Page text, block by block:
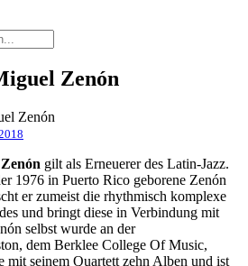
Zenón
Zenón
gilt als Erneuerer des Latin-Jazz.
1976 in Puerto Rico geborene Zenón
er zumeist die rhythmisch komplexe
und bringt diese in Verbindung mit
selbst wurde an der
dem Berklee College Of Music,
mit seinem Quartett zehn Alben und ist